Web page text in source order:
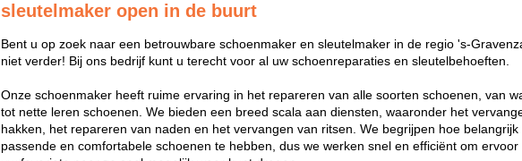
sleutelmaker open in de buurt
Bent u op zoek naar een betrouwbare schoenmaker en sleutelmaker in de regio 's-
niet verder! Bij ons bedrijf kunt u terecht voor al uw schoenreparaties en sleutelbehoeften.
Onze schoenmaker heeft ruime ervaring in het repareren van alle soorten schoenen, van
tot nette leren schoenen. We bieden een breed scala aan diensten, waaronder het
hakken, het repareren van naden en het vervangen van ritsen. We begrijpen hoe belangrijk
passende en comfortabele schoenen te hebben, dus we werken snel en efficiënt om